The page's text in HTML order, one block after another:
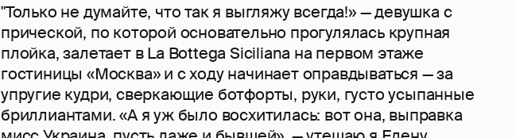
"Только не думайте, что так я выгляжу всегда!» — девушка с
прической, по которой основательно прогулялась крупная
плойка, залетает в La Bottega Siciliana на первом этаже
гостиницы «Москва» и с ходу начинает оправдываться — за
упругие кудри, сверкающие ботфорты, руки, густо усыпанные
бриллиантами. «А я уж было восхитилась: вот она, выправка